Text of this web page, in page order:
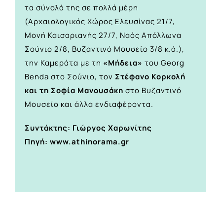
τα σύνολά της σε πολλά μέρη
(Αρχαιολογικός Χώρος Ελευσίνας 21/7,
Μονή Καισαριανής 27/7, Ναός Απόλλωνα
Σούνιο 2/8, Βυζαντινό Μουσείο 3/8 κ.ά.),
την Καμεράτα με τη «Μήδεια» του Georg
Benda στο Σούνιο, τον Στέφανο Κορκολή
και τη Σοφία Μανουσάκη στο Βυζαντινό
Μουσείο και άλλα ενδιαφέροντα.
Συντάκτης: Γιώργος Χαρωνίτης
Πηγή: www.athinorama.gr